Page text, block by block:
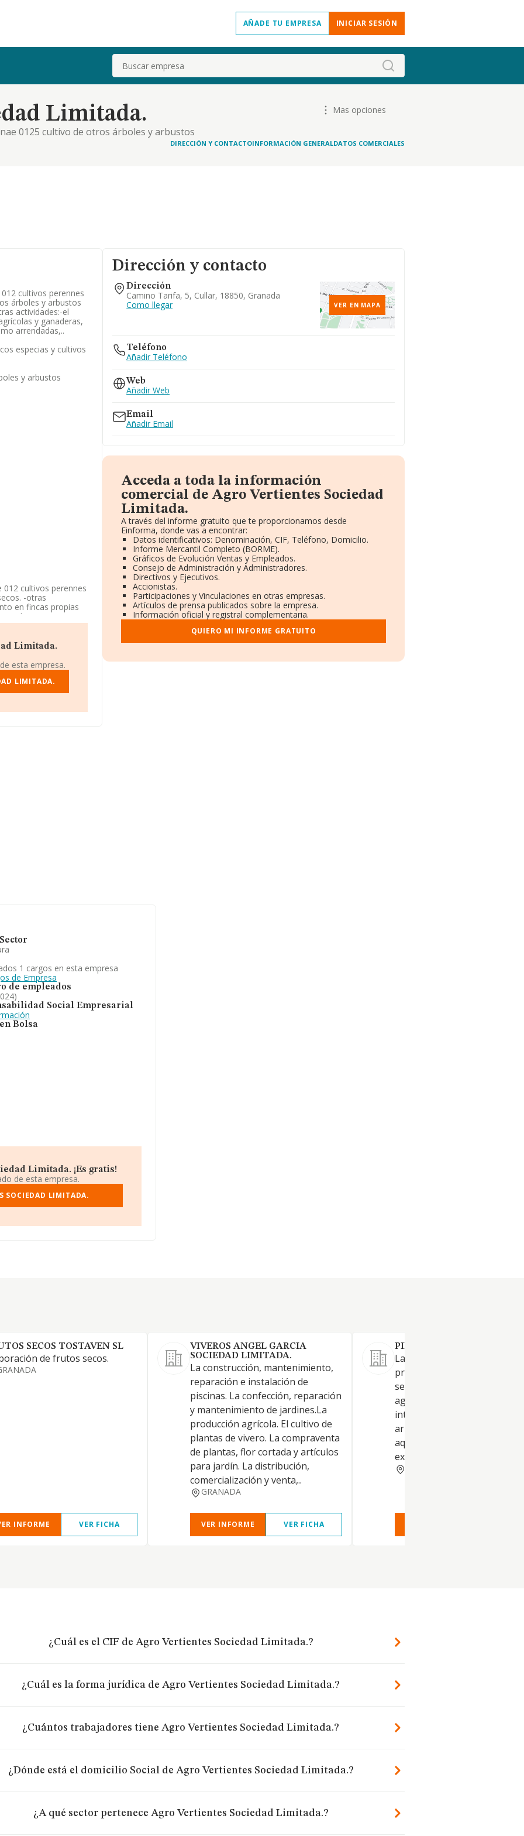
AÑADE TU EMPRESA INICIAR SESIÓN
Buscar
Limitada.
0125 cultivo de otros árboles y arbustos
de actividades agrícolas y ganaderas, tanto en
Mas opciones
DIRECCIÓN Y CONTACTOINFORMACIÓN GENERALDATOS COMERCIALES
cultivos perennes
árboles y arbustos
actividades:-el
y ganaderas,
arrendadas,..
especias y cultivos
y arbustos
012 cultivos perennes
-otras
en fincas propias
Tiene CNAE:
No realiza actividad
a disposición
media de sector.
identificación
el municipio de
Limitada.
esta empresa.
LIMITADA.
Dirección y contacto
Dirección
Camino Tarifa, 5, Cullar, 18850, Granada
Como llegar
VER EN MAPA
Teléfono
Añadir Teléfono
Web
Añadir Web
Email
Añadir Email
Acceda a toda la información
comercial de Agro Vertientes Sociedad
Limitada.
A través del informe gratuito que te proporcionamos desde
Einforma, donde vas a encontrar:
Datos identificativos: Denominación, CIF, Teléfono, Domicilio.
Informe Mercantil Completo (BORME).
Gráficos de Evolución Ventas y Empleados.
Consejo de Administración y Administradores.
Directivos y Ejecutivos.
Accionistas.
Participaciones y Vinculaciones en otras empresas.
Artículos de prensa publicados sobre la empresa.
Información oficial y registral complementaria.
QUIERO MI INFORME GRATUITO
1 cargos en esta empresa
de Empresa
de empleados
Social Empresarial
Bolsa
Limitada. ¡Es gratis!
de esta empresa.
SOCIEDAD LIMITADA.
SECOS TOSTAVEN SL
de frutos secos.
INFORME VER FICHA
VIVEROS ANGEL GARCIA
SOCIEDAD LIMITADA.
La construcción, mantenimiento,
reparación e instalación de
piscinas. La confección, reparación
y mantenimiento de jardines.La
producción agrícola. El cultivo de
plantas de vivero. La compraventa
de plantas, flor cortada y artículos
para jardín. La distribución,
comercialización y venta,..
GRANADA
VER INFORME VER FICHA
PILASCA SL
La explotación de fincas
propias o arrendadas, en las
se desarrollen actividades
agricolas o forestales de
intensivo, así como, en su
arrendamiento a terceros de
aquellas fincas propias que
explote directamente.
¿Cuál es el CIF de Agro Vertientes Sociedad Limitada.?
¿Cuál es la forma jurídica de Agro Vertientes Sociedad Limitada.?
¿Cuántos trabajadores tiene Agro Vertientes Sociedad Limitada.?
¿Dónde está el domicilio Social de Agro Vertientes Sociedad Limitada.?
¿A qué sector pertenece Agro Vertientes Sociedad Limitada.?